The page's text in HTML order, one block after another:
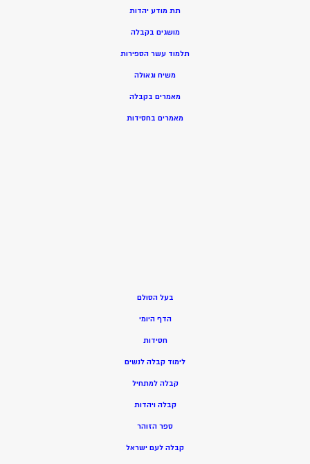
תת מודע יהדות
מושגים בקבלה
תלמוד עשר הספירות
משיח וגאולה
מאמרים בקבלה
מאמרים בחסידות
בעל הסולם
הדף היומי
חסידות
לימוד קבלה לנשים
קבלה למתחיל
קבלה ויהדות
ספר הזוהר
קבלה לעם ישראל